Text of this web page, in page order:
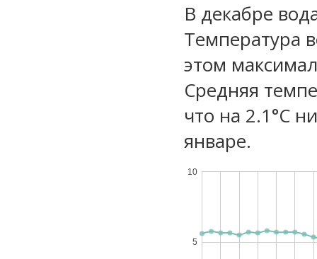
В декабре
Температура
этом
Средняя
что на 2.1°C
январе.
5
10